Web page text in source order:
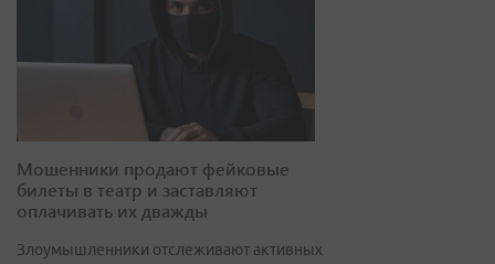
Мошенники продают фейковые
билеты в театр и заставляют
оплачивать их дважды
Злоумышленники отслеживают активных